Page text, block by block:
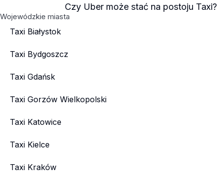
Czy Uber może stać na postoju Taxi?
Wojewódzkie miasta
Taxi Białystok
Taxi Bydgoszcz
Taxi Gdańsk
Taxi Gorzów Wielkopolski
Taxi Katowice
Taxi Kielce
Taxi Kraków